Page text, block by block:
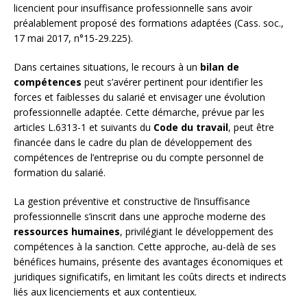
licencient pour insuffisance professionnelle sans avoir
préalablement proposé des formations adaptées (Cass. soc.,
17 mai 2017, n°15-29.225).
Dans certaines situations, le recours à un bilan de
compétences peut s’avérer pertinent pour identifier les
forces et faiblesses du salarié et envisager une évolution
professionnelle adaptée. Cette démarche, prévue par les
articles L.6313-1 et suivants du Code du travail, peut être
financée dans le cadre du plan de développement des
compétences de l’entreprise ou du compte personnel de
formation du salarié.
La gestion préventive et constructive de l’insuffisance
professionnelle s’inscrit dans une approche moderne des
ressources humaines, privilégiant le développement des
compétences à la sanction. Cette approche, au-delà de ses
bénéfices humains, présente des avantages économiques et
juridiques significatifs, en limitant les coûts directs et indirects
liés aux licenciements et aux contentieux.